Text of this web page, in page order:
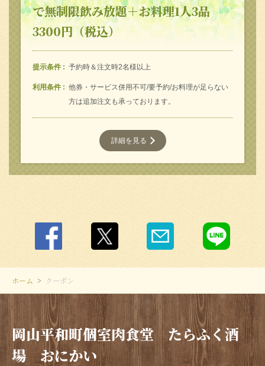
で無制限飲み放題＋お料理1人3品
3300円（税込）
提示条件 予約時＆注文時2名様以上
利用条件
他券・サービス併用不可/要予約/お料理が足らない
方は追加注文も承っております。
詳細を見る
ホーム クーポン
岡山平和町個室肉食堂 たらふく酒
場 おにかい